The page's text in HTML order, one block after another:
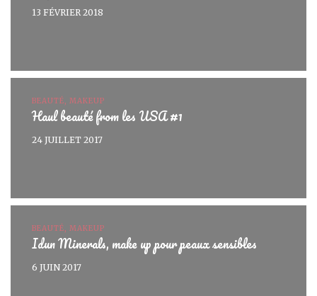
13 FÉVRIER 2018
BEAUTÉ, MAKEUP
Haul beauté from les USA #1
24 JUILLET 2017
BEAUTÉ, MAKEUP
Idun Minerals, make up pour peaux sensibles
6 JUIN 2017